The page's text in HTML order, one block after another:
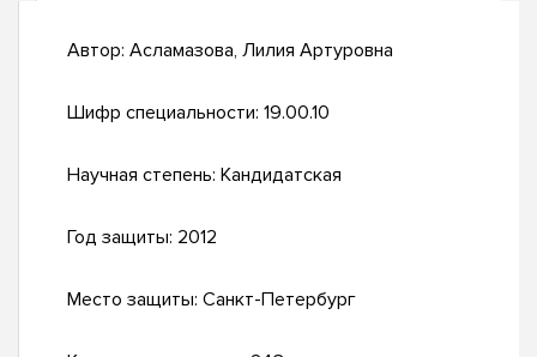
Автор: Асламазова, Лилия Артуровна
Шифр специальности: 19.00.10
Научная степень: Кандидатская
Год защиты: 2012
Место защиты: Санкт-Петербург